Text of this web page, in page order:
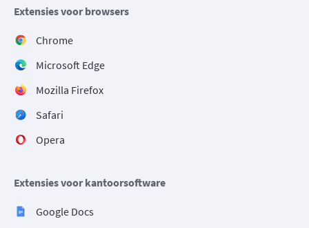
Extensies voor browsers
Chrome
Microsoft Edge
Mozilla Firefox
Safari
Opera
Extensies voor kantoorsoftware
Google Docs